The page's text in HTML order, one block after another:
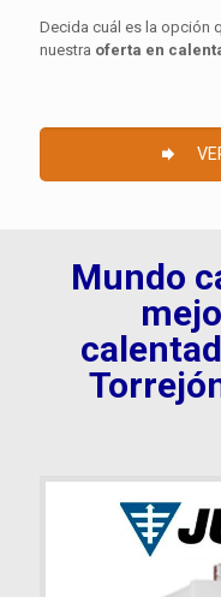
Decida cuál es la opción
nuestra oferta en
Mundo